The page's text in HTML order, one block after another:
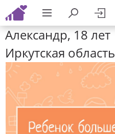
Александр, 18 лет
Иркутская область